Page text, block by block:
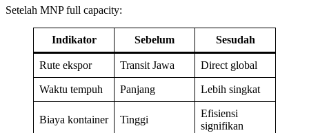
Setelah MNP full capacity:
Indikator Sebelum Sesudah
Rute ekspor Transit Jawa Direct global
Waktu tempuh Panjang Lebih singkat
Biaya kontainer Tinggi
Efisiensi
signifikan